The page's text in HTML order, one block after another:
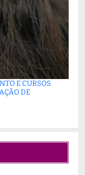
E CURSOS
DE